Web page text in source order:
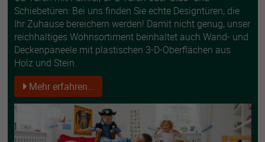
Schiebetüren: Bei uns finden Sie echte Designtüren, die
Ihr Zuhause bereichern werden! Damit nicht genug, unser
reichhaltiges Wohnsortiment beinhaltet auch Wand- und
Deckenpaneele mit plastischen 3-D-Oberflächen aus
Holz und Stein.
Mehr erfahren...